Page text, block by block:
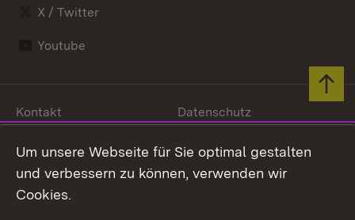
X / Twitter
Youtube
Kontakt
Datenschutz
Barrierefreiheit
Impressum
Cookies
Um unsere Webseite für Sie optimal gestalten
und verbessern zu können, verwenden wir
Cookies.